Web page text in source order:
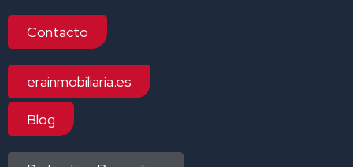
Contacto
erainmobiliaria.es
Blog